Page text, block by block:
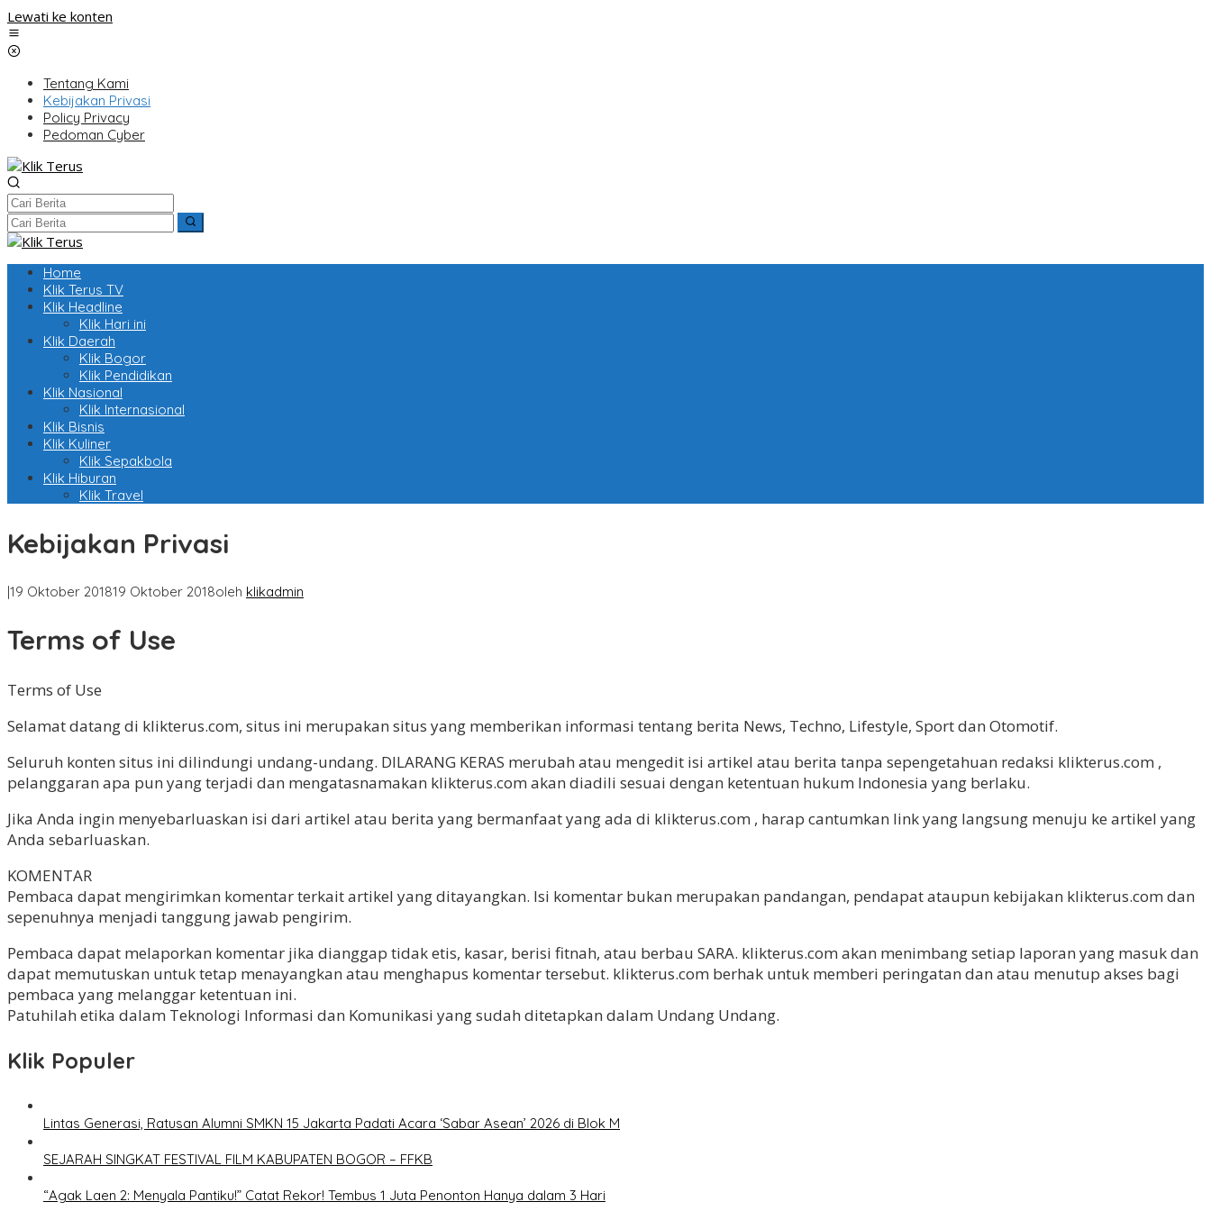
Lewati ke konten
Tentang Kami
Kebijakan Privasi
Policy Privacy
Pedoman Cyber
Home
Klik Terus TV
Klik Headline
Klik Hari ini
Klik Daerah
Klik Bogor
Klik Pendidikan
Klik Nasional
Klik Internasional
Klik Bisnis
Klik Kuliner
Klik Sepakbola
Klik Hiburan
Klik Travel
Kebijakan Privasi
|19 Oktober 201819 Oktober 2018oleh klikadmin
Terms of Use
Terms of Use
Selamat datang di klikterus.com, situs ini merupakan situs yang memberikan informasi tentang berita News, Techno, Lifestyle, Sport dan Otomotif.
Seluruh konten situs ini dilindungi undang-undang. DILARANG KERAS merubah atau mengedit isi artikel atau berita tanpa sepengetahuan redaksi klikterus.com ,
pelanggaran apa pun yang terjadi dan mengatasnamakan klikterus.com akan diadili sesuai dengan ketentuan hukum Indonesia yang berlaku.
Jika Anda ingin menyebarluaskan isi dari artikel atau berita yang bermanfaat yang ada di klikterus.com , harap cantumkan link yang langsung menuju ke artikel yang
Anda sebarluaskan.
KOMENTAR
Pembaca dapat mengirimkan komentar terkait artikel yang ditayangkan. Isi komentar bukan merupakan pandangan, pendapat ataupun kebijakan klikterus.com dan
sepenuhnya menjadi tanggung jawab pengirim.
Pembaca dapat melaporkan komentar jika dianggap tidak etis, kasar, berisi fitnah, atau berbau SARA. klikterus.com akan menimbang setiap laporan yang masuk dan
dapat memutuskan untuk tetap menayangkan atau menghapus komentar tersebut. klikterus.com berhak untuk memberi peringatan dan atau menutup akses bagi
pembaca yang melanggar ketentuan ini.
Patuhilah etika dalam Teknologi Informasi dan Komunikasi yang sudah ditetapkan dalam Undang Undang.
Klik Populer
Lintas Generasi, Ratusan Alumni SMKN 15 Jakarta Padati Acara ‘Sabar Asean’ 2026 di Blok M
SEJARAH SINGKAT FESTIVAL FILM KABUPATEN BOGOR – FFKB
“Agak Laen 2: Menyala Pantiku!” Catat Rekor! Tembus 1 Juta Penonton Hanya dalam 3 Hari